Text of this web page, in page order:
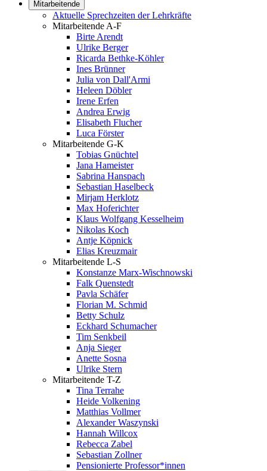
Mitarbeitende
Aktuelle Sprechzeiten der Lehrkräfte
Mitarbeitende A-F
Birte Arendt
Ulrike Berger
Ricarda Bethke-Köhler
Ines Brünner
Julia von Dall'Armi
Heleen Döbler
Irene Erfen
Andrea Erwig
Elisabeth Flucher
Luca Förster
Mitarbeitende G-K
Tobias Gnüchtel
Jana Hameister
Sabrina Hanspach
Sebastian Haselbeck
Mirjam Herklotz
Max Hoferichter
Klaus Wolfgang Kesselheim
Nikolas Koch
Antje Köpnick
Elias Kreuzmair
Mitarbeitende L-S
Konstanze Marx-Wischnowski
Falk Quenstedt
Pavla Schäfer
Florian M. Schmid
Betty Schulz
Eckhard Schumacher
Tim Senkbeil
Anja Sieger
Anette Sosna
Ulrike Stern
Mitarbeitende T-Z
Tina Terrahe
Heide Volkening
Matthias Vollmer
Alexander Waszynski
Hannah Willcox
Rebecca Zabel
Sebastian Zollner
Pensionierte Professor*innen